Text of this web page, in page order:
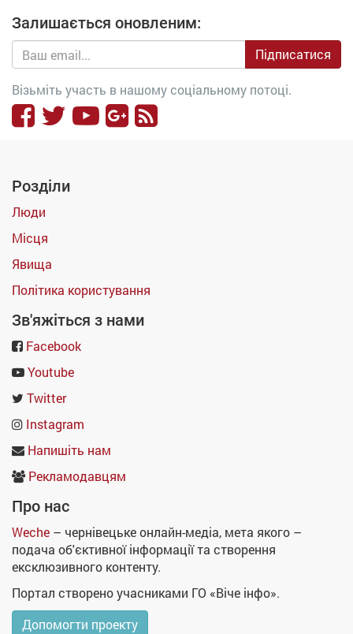
Залишається оновленим:
Підписатися
Візьміть участь в нашому соціальному потоці.
Розділи
Люди
Місця
Явища
Політика користування
Зв'яжіться з нами
Facebook
Youtube
Twitter
Instagram
Напишіть нам
Рекламодавцям
Про нас
Weche – чернівецьке онлайн-медіа, мета якого –
подача об'єктивної інформації та створення
ексклюзивного контенту.
Портал створено учасниками ГО «Віче інфо».
Допомогти проекту